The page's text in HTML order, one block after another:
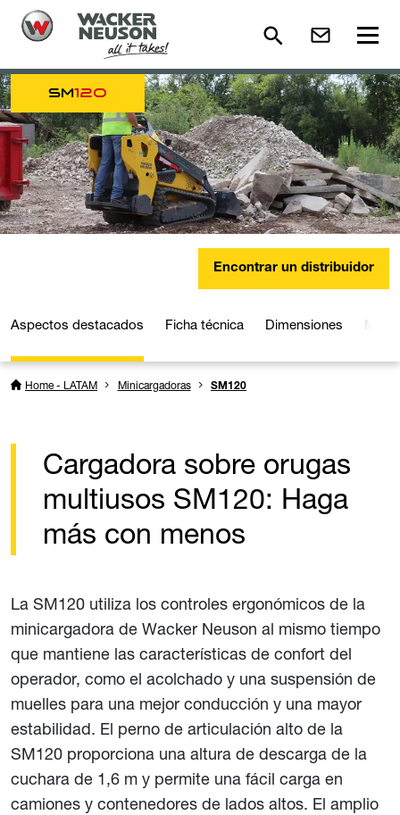
SM120
Encontrar un distribuidor
Aspectos destacados Ficha técnica Dimensiones
Home - LATAM Minicargadoras SM120
Cargadora sobre orugas
multiusos SM120: Haga
más con menos
La SM120 utiliza los controles ergonómicos de la
minicargadora de Wacker Neuson al mismo tiempo
que mantiene las características de confort del
operador, como el acolchado y una suspensión de
muelles para una mejor conducción y una mayor
estabilidad. El perno de articulación alto de la
SM120 proporciona una altura de descarga de la
cuchara de 1,6 m y permite una fácil carga en
camiones y contenedores de lados altos. El amplio